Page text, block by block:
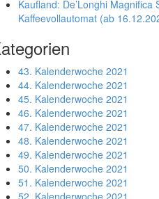
Kaufland: De’Longhi Magnifica
Kaffeevollautomat (ab
43. Kalenderwoche 2021
44. Kalenderwoche 2021
45. Kalenderwoche 2021
46. Kalenderwoche 2021
47. Kalenderwoche 2021
48. Kalenderwoche 2021
49. Kalenderwoche 2021
50. Kalenderwoche 2021
51. Kalenderwoche 2021
52. Kalenderwoche 2021